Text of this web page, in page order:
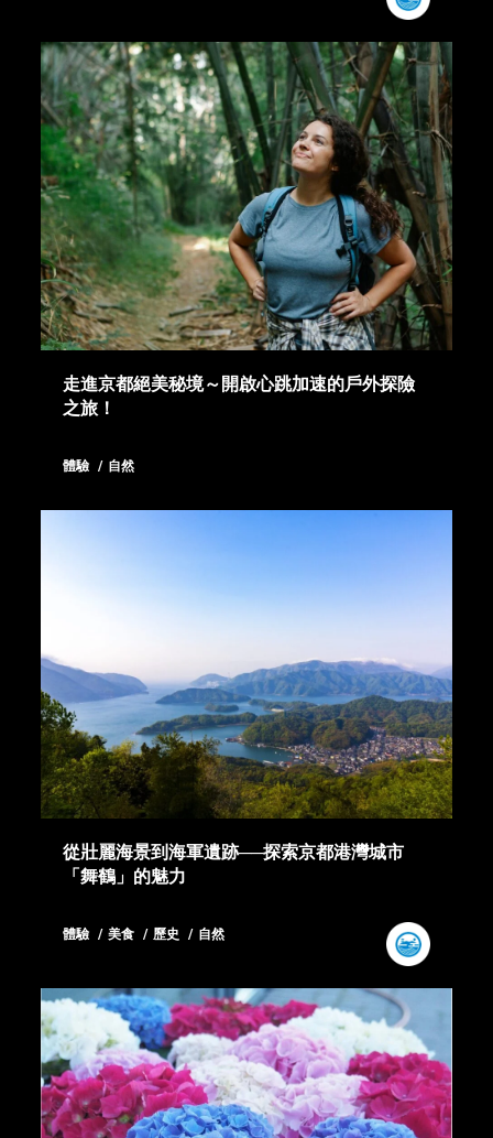
走進京都絕美秘境～開啟心跳加速的戶外探險
之旅！
體驗 自然
從壯麗海景到海軍遺跡──探索京都港灣城市
「舞鶴」的魅力
體驗 美食 歷史 自然